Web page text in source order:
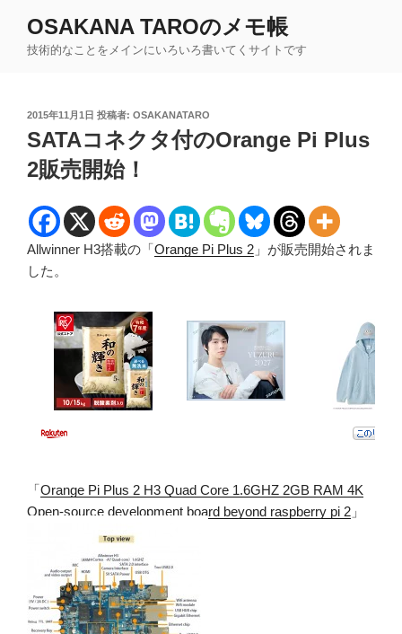
OSAKANA TAROのメモ帳
技術的なことをメインにいろいろ書いてくサイトです
投
稿
日:
2015年11月1日 投稿者: OSAKANATARO
SATAコネクタ付のOrange Pi Plus
2販売開始！
Allwinner H3搭載の「Orange Pi Plus 2 」が販売開始されま
した。
「Orange Pi Plus 2 H3 Quad Core 1.6GHZ 2GB RAM 4K
Open-source development board beyond raspberry pi 2 」